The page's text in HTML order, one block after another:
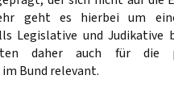
geht es hierbei um
Legislative und Judikative
daher auch für die
Bund relevant.